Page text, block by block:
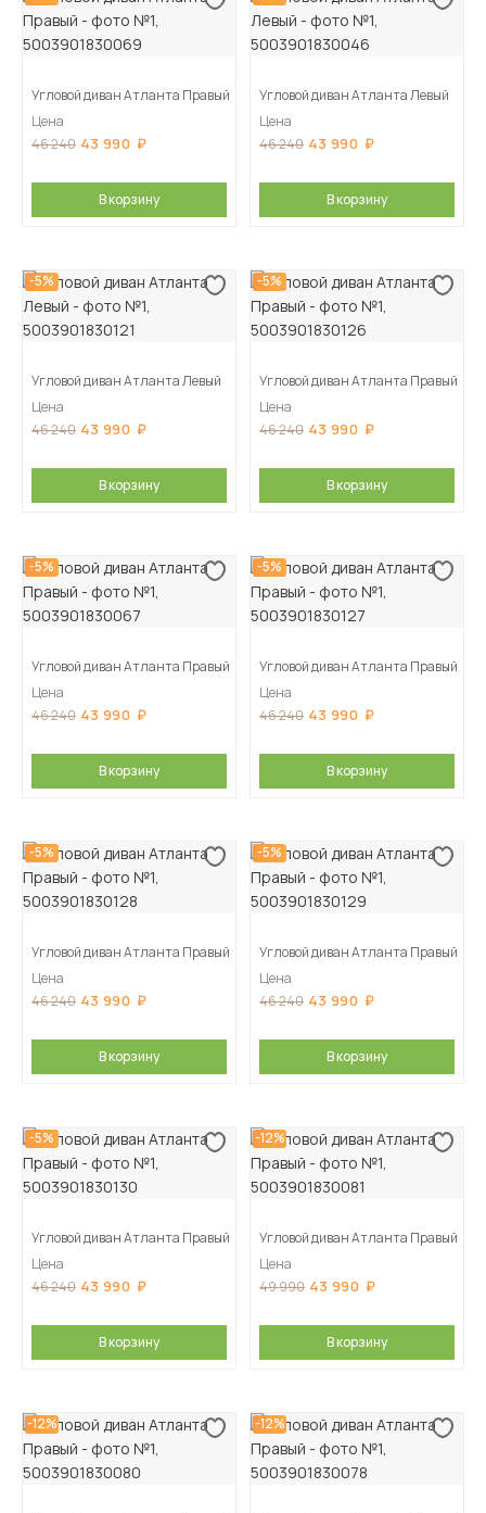
Угловой диван Атланта Правый
Цена
46 240 43 990
В корзину
Угловой диван Атланта Левый
Цена
46 240 43 990
В корзину
-5%
Угловой диван Атланта Левый
Цена
46 240 43 990
В корзину
-5%
Угловой диван Атланта Правый
Цена
46 240 43 990
В корзину
-5%
Угловой диван Атланта Правый
Цена
46 240 43 990
В корзину
-5%
Угловой диван Атланта Правый
Цена
46 240 43 990
В корзину
-5%
Угловой диван Атланта Правый
Цена
46 240 43 990
В корзину
-5%
Угловой диван Атланта Правый
Цена
46 240 43 990
В корзину
-5%
Угловой диван Атланта Правый
Цена
46 240 43 990
В корзину
-12%
Угловой диван Атланта Правый
Цена
49 990 43 990
В корзину
-12% -12%